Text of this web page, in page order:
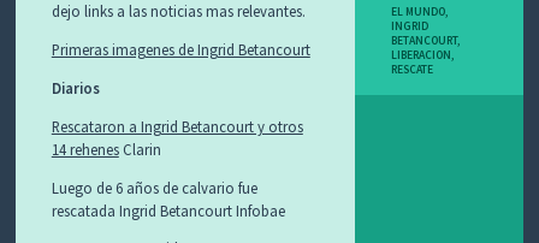
dejo links a las noticias mas relevantes.
Primeras imagenes de Ingrid Betancourt
Diarios
Rescataron a Ingrid Betancourt y otros
14 rehenesClarin
Luego de 6 años de calvario fue
rescatada Ingrid Betancourt Infobae
EL MUNDO,
INGRID
BETANCOURT,
LIBERACION,
RESCATE